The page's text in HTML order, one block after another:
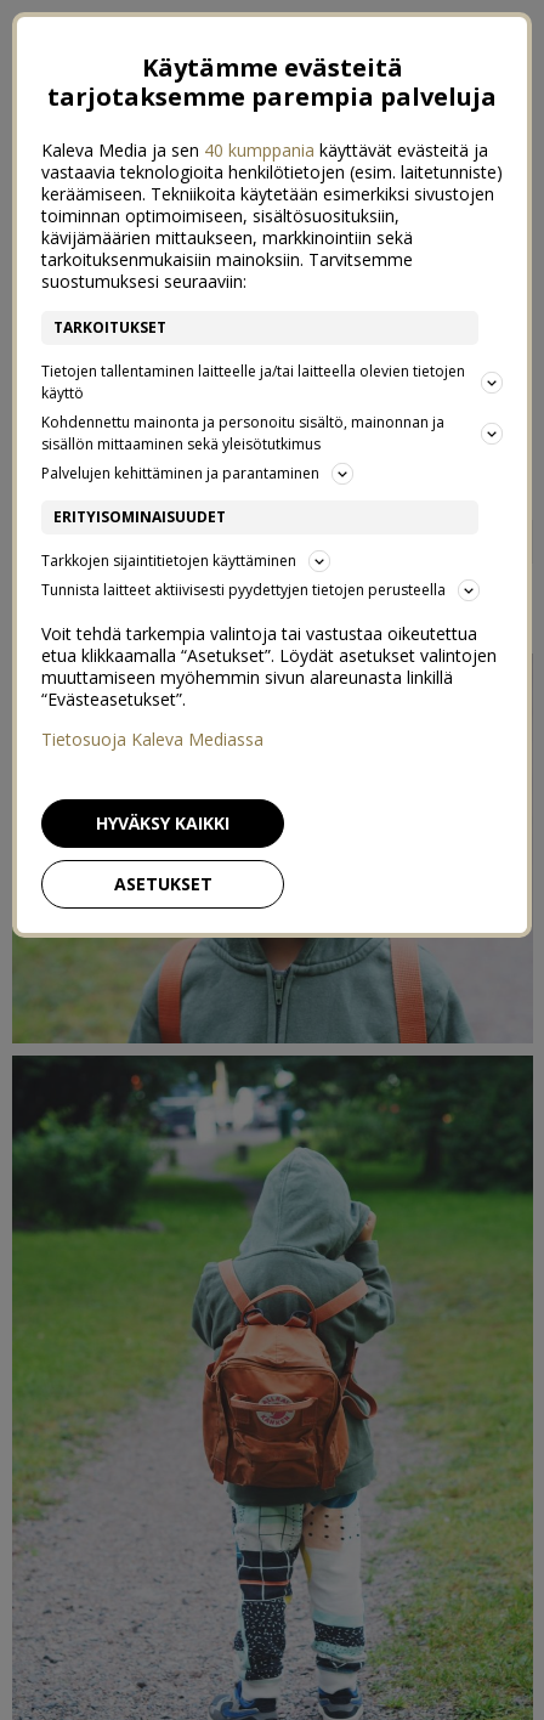
MUN HUONEESTA HYVÄÄ EI SAA HALVALLA
MELKO STRESSITÖN
PÄIVÄKODIN ALKU
Käytämme evästeitä
tarjotaksemme parempia palveluja
Kaleva Media ja sen 40 kumppania käyttävät evästeitä ja
vastaavia teknologioita henkilötietojen (esim. laitetunniste)
keräämiseen. Tekniikoita käytetään esimerkiksi sivustojen
toiminnan optimoimiseen, sisältösuosituksiin,
kävijämäärien mittaukseen, markkinointiin sekä
tarkoituksenmukaisiin mainoksiin. Tarvitsemme
suostumuksesi seuraaviin:
TARKOITUKSET
Tietojen tallentaminen laitteelle ja/tai laitteella olevien tietojen
käyttö
Kohdennettu mainonta ja personoitu sisältö, mainonnan ja
sisällön mittaaminen sekä yleisötutkimus
Palvelujen kehittäminen ja parantaminen
ERITYISOMINAISUUDET
Tarkkojen sijaintitietojen käyttäminen
Tunnista laitteet aktiivisesti pyydettyjen tietojen perusteella
Voit tehdä tarkempia valintoja tai vastustaa oikeutettua
etua klikkaamalla “Asetukset”. Löydät asetukset valintojen
muuttamiseen myöhemmin sivun alareunasta linkillä
“Evästeasetukset”.
Tietosuoja Kaleva Mediassa
ASETUKSET
HYVÄKSY KAIKKI